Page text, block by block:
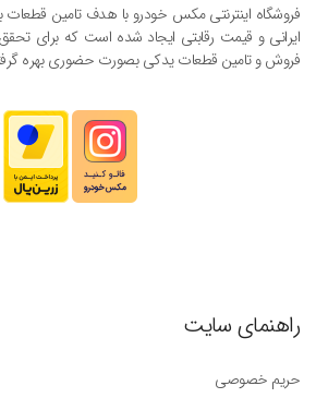
فروشگاه اینترنتی مکس خودرو با هدف تامین
فروش و تامین قطعات یدکی بصورت حضوری بهره
راهنمای سایت
حریم خصوصی